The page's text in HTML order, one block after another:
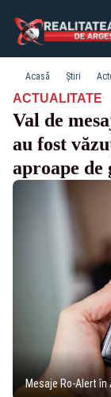
Acasă Știri
ACTUALITATE·
Val de
au fost
aproape de
Mesaje Ro-Alert în